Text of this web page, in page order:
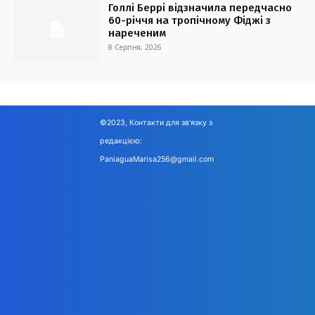
Голлі Беррі відзначила передчасно
60-річчя на тропічному Фіджі з
нареченим
8 Серпня, 2026
©2023, Контакти для зв'язку з
редакцією:
PaniaguaMarisa256@gmail.com